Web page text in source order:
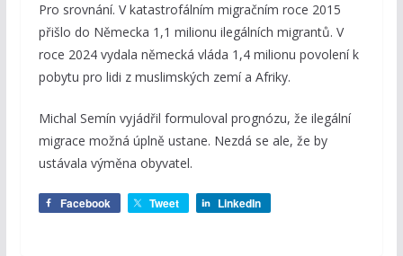
Pro srovnání. V katastrofálním migračním roce 2015
přišlo do Německa 1,1 milionu ilegálních migrantů. V
roce 2024 vydala německá vláda 1,4 milionu povolení k
pobytu pro lidi z muslimských zemí a Afriky.
Michal Semín vyjádřil formuloval prognózu, že ilegální
migrace možná úplně ustane. Nezdá se ale, že by
ustávala výměna obyvatel.
Facebook Tweet LinkedIn